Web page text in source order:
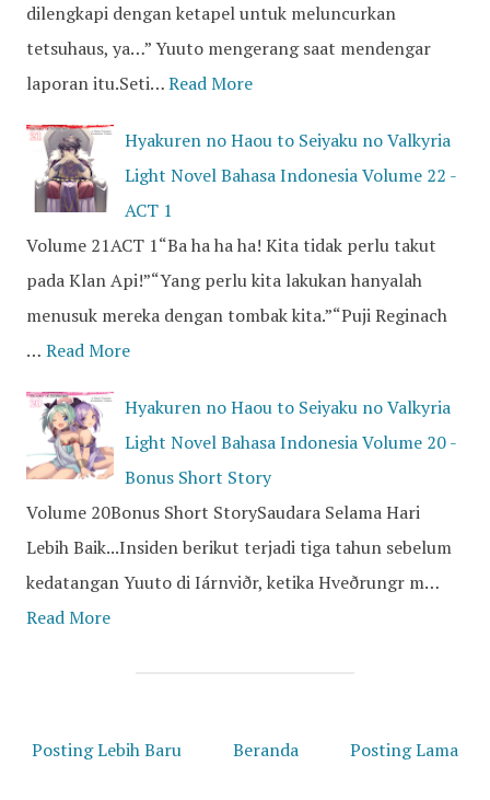
dilengkapi dengan ketapel untuk meluncurkan
tetsuhaus, ya…” Yuuto mengerang saat mendengar
laporan itu.Seti…Read More
Hyakuren no Haou to Seiyaku no Valkyria
Light Novel Bahasa Indonesia Volume 22 -
ACT 1
Volume 21ACT 1“Ba ha ha ha! Kita tidak perlu takut
pada Klan Api!”“Yang perlu kita lakukan hanyalah
menusuk mereka dengan tombak kita.”“Puji Reginach
… Read More
Hyakuren no Haou to Seiyaku no Valkyria
Light Novel Bahasa Indonesia Volume 20 -
Bonus Short Story
Volume 20Bonus Short StorySaudara Selama Hari
Lebih Baik...Insiden berikut terjadi tiga tahun sebelum
kedatangan Yuuto di Iárnviðr, ketika Hveðrungr m…
Read More
Posting Lebih Baru Posting Lama
Beranda